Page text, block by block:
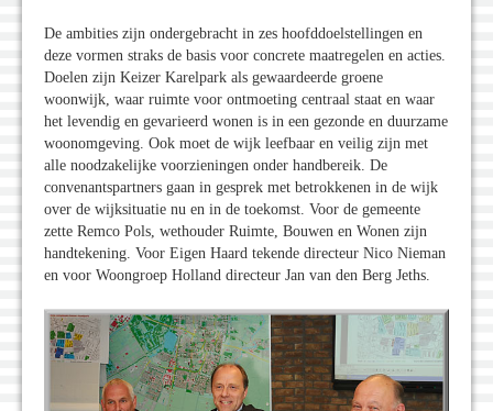
De ambities zijn ondergebracht in zes hoofddoelstellingen en
deze vormen straks de basis voor concrete maatregelen en acties.
Doelen zijn Keizer Karelpark als gewaardeerde groene
woonwijk, waar ruimte voor ontmoeting centraal staat en waar
het levendig en gevarieerd wonen is in een gezonde en duurzame
woonomgeving. Ook moet de wijk leefbaar en veilig zijn met
alle noodzakelijke voorzieningen onder handbereik. De
convenantspartners gaan in gesprek met betrokkenen in de wijk
over de wijksituatie nu en in de toekomst. Voor de gemeente
zette Remco Pols, wethouder Ruimte, Bouwen en Wonen zijn
handtekening. Voor Eigen Haard tekende directeur Nico Nieman
en voor Woongroep Holland directeur Jan van den Berg Jeths.